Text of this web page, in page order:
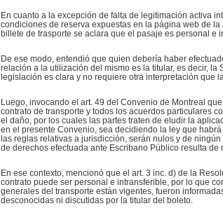
En cuanto a la excepción de falta de legitimación activa
condiciones de reserva expuestas en la página web de la
billete de trasporte se aclara que el pasaje es personal e
De ese modo, entendió que quien debería haber
relación a la utilización del mismo es la titular, es decir, la
legislación es clara y no requiere otra interpretación que
Luego, invocando el art. 49 del Convenio de Montreal
contrato de transporte y todos los acuerdos particulares
el daño, por los cuales las partes traten de eludir la
en el presente Convenio, sea decidiendo la ley que
las reglas relativas a jurisdicción, serán nulos y de
de derechos efectuada ante Escribano Público resulta de
En ese contexto, mencionó que el art. 3 inc. d) de la
contrato puede ser personal e intransferible, por lo que
generales del transporte están vigentes, fueron
desconocidas ni discutidas por la titular del boleto.